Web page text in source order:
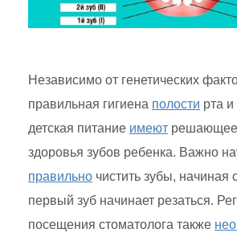
Независимо от генетических
правильная гигиена полости рта
детская питание имеют решающее
здоровья зубов ребенка. Важно
правильно чистить зубы, начиная
первый зуб начинает резаться.
посещения стоматолога также